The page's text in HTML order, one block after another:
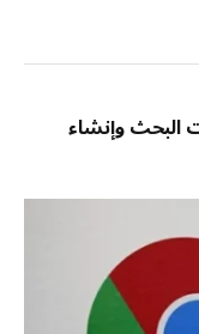
البحث وإنشاء